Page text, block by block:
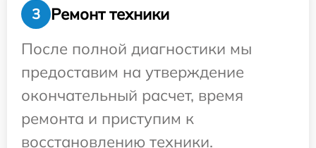
3
Ремонт техники
После полной диагностики мы
предоставим на утверждение
окончательный расчет, время
ремонта и приступим к
восстановлению техники.